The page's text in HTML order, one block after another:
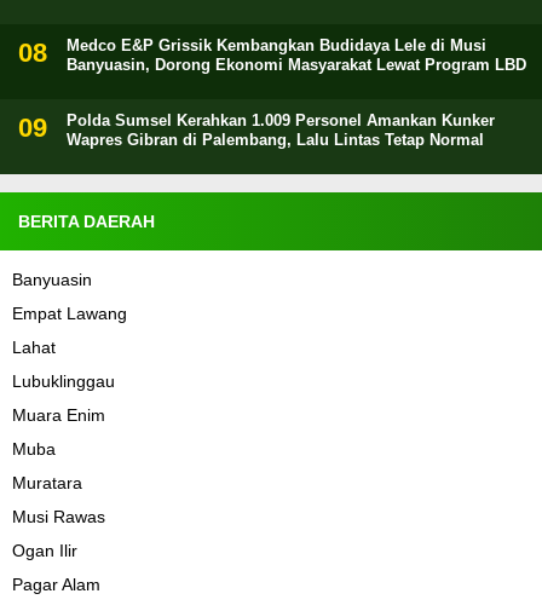
Medco E&P Grissik Kembangkan Budidaya Lele di Musi
Banyuasin, Dorong Ekonomi Masyarakat Lewat Program LBD
Polda Sumsel Kerahkan 1.009 Personel Amankan Kunker
Wapres Gibran di Palembang, Lalu Lintas Tetap Normal
BERITA DAERAH
Banyuasin
Empat Lawang
Lahat
Lubuklinggau
Muara Enim
Muba
Muratara
Musi Rawas
Ogan Ilir
Pagar Alam